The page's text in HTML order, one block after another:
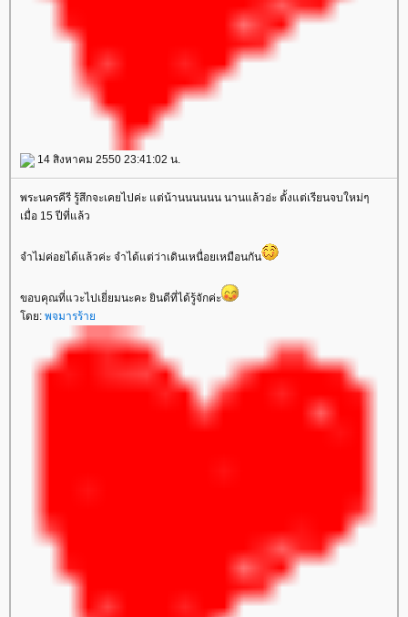
14 สิงหาคม 2550 23:41:02 น.
พระนครคีรี รู้สึกจะเคยไปค่ะ แต่น้านนนนนน นานแล้วอ่ะ ตั้งแต่เรียนจบใหม่ๆ
เมื่อ 15 ปีที่แล้ว
จำไม่ค่อยได้แล้วค่ะ จำได้แต่ว่าเดินเหนื่อยเหมือนกัน
ขอบคุณที่แวะไปเยี่ยมนะคะ ยินดีที่ได้รู้จักค่ะ
ดย: พจมารร้า